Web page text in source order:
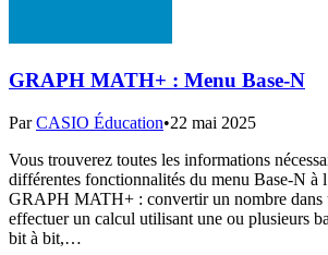
GRAPH MATH+ : Menu Base-N
ParCASIO Éducation•22 mai 2025
Vous trouverez toutes les informations
différentes fonctionnalités du menu Base-N à
GRAPH MATH+ : convertir un nombre dans
effectuer un calcul utilisant une ou plusieurs
bit à bit,…